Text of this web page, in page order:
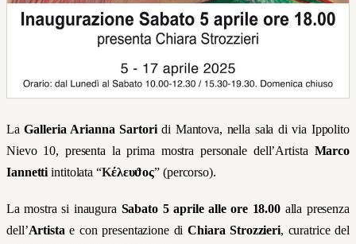
LaGalleria Arianna Sartoridi Mantova, nella sala di via Ippolito
Nievo 10, presenta la prima mostra personale dell’Artista Marco
Iannetti intitolata “Κέλευϑος” (percorso).
La mostra si inaugura Sabato 5 aprile alle ore 18.00 alla presenza
dell’Artistae con presentazione di Chiara Strozzieri, curatrice del